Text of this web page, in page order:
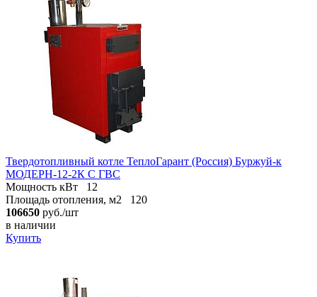
Твердотопливный котле ТеплоГарант (Россия) Буржуй-к
МОДЕРН-12-2К С ГВС
Мощность кВт
12
Площадь отопления, м2
120
106650 руб./шт
в наличии
Купить